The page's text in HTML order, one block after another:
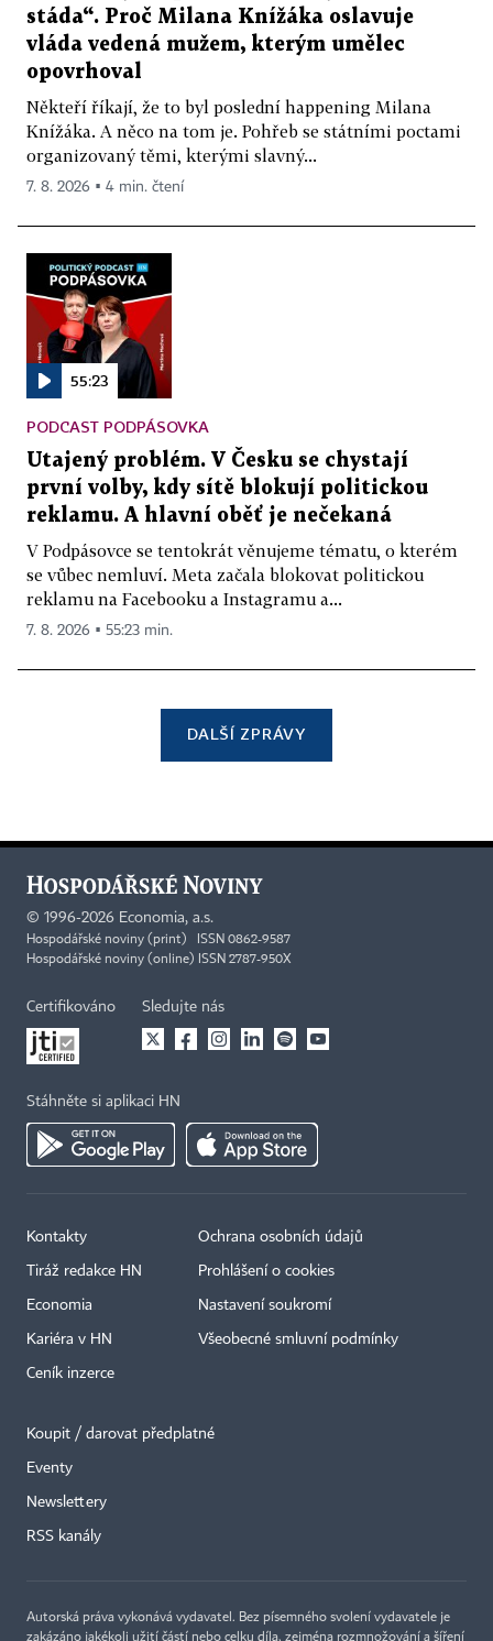
stáda“. Proč Milana Knížáka oslavuje
vláda vedená mužem, kterým umělec
opovrhoval
Někteří říkají, že to byl poslední happening Milana
Knížáka. A něco na tom je. Pohřeb se státními poctami
organizovaný těmi, kterými slavný...
7. 8. 2026 ▪ 4 min. čtení
55:23
PODCAST PODPÁSOVKA
Utajený problém. V Česku se chystají
první volby, kdy sítě blokují politickou
reklamu. A hlavní oběť je nečekaná
V Podpásovce se tentokrát věnujeme tématu, o kterém
se vůbec nemluví. Meta začala blokovat politickou
reklamu na Facebooku a Instagramu a...
7. 8. 2026 ▪ 55:23 min.
DALŠÍ ZPRÁVY
© 1996-2026 Economia, a.s.
Hospodářské noviny (print) ISSN 0862-9587
Hospodářské noviny (online) ISSN 2787-950X
Certifikováno Sledujte nás
Stáhněte si aplikaci HN
Kontakty
Tiráž redakce HN
Economia
Kariéra v HN
Ceník inzerce
Ochrana osobních údajů
Prohlášení o cookies
Nastavení soukromí
Všeobecné smluvní podmínky
Koupit / darovat předplatné
Eventy
Newslettery
RSS kanály
Autorská práva vykonává vydavatel. Bez písemného svolení vydavatele je
zakázáno jakékoli užití částí nebo celku díla, zejména rozmnožování a šíření